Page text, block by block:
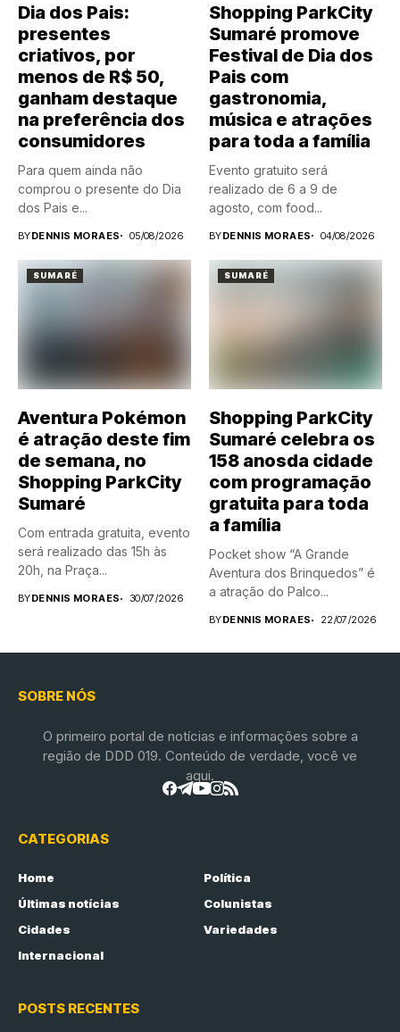
Dia dos Pais:
presentes
criativos, por
menos de R$ 50,
ganham destaque
na preferência dos
consumidores
Para quem ainda não
comprou o presente do Dia
dos Pais e...
BYDENNIS MORAES 05/08/2026
Shopping ParkCity
Sumaré promove
Festival de Dia dos
Pais com
gastronomia,
música e atrações
para toda a família
Evento gratuito será
realizado de 6 a 9 de
agosto, com food...
BYDENNIS MORAES 04/08/2026
SUMARÉ
Aventura Pokémon
é atração deste fim
de semana, no
Shopping ParkCity
Sumaré
Com entrada gratuita, evento
será realizado das 15h às
20h, na Praça...
BYDENNIS MORAES 30/07/2026
SUMARÉ
Shopping ParkCity
Sumaré celebra os
158 anosda cidade
com programação
gratuita para toda
a família
Pocket show “A Grande
Aventura dos Brinquedos” é
a atração do Palco...
BYDENNIS MORAES 22/07/2026
SOBRE NÓS
O primeiro portal de notícias e informações sobre a
região de DDD 019. Conteúdo de verdade, você ve
aqui.
CATEGORIAS
Home
Política
Últimas notícias
Colunistas
Cidades
Variedades
Internacional
POSTS RECENTES